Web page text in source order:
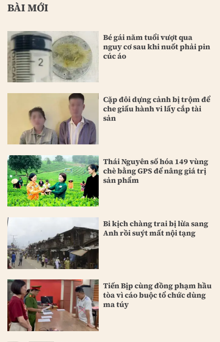
BÀI MỚI
Bé gái năm tuổi vượt qua
nguy cơ sau khi nuốt phải pin
cúc áo
Cặp đôi dựng cảnh bị trộm để
che giấu hành vi lấy cắp tài
sản
Thái Nguyên số hóa 149 vùng
chè bằng GPS để nâng giá trị
sản phẩm
Bi kịch chàng trai bị lừa sang
Anh rồi suýt mất nội tạng
Tiến Bịp cùng đồng phạm hầu
tòa vì cáo buộc tổ chức dùng
ma túy